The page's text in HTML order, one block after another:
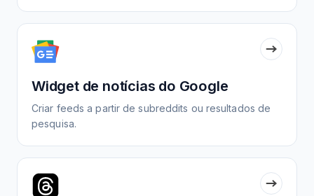
Widget de notícias do Google
Criar feeds a partir de subreddits ou resultados de
pesquisa.